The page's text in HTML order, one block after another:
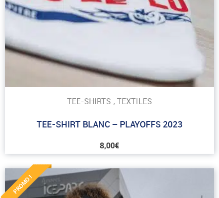
TEE-SHIRTS ,TEXTILES
TEE-SHIRT BLANC – PLAYOFFS 2023
8,00€
PROMO !